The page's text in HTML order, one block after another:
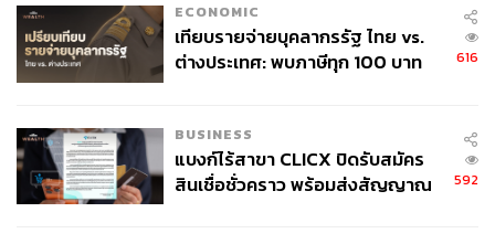
ECONOMIC
เทียบรายจ่ายบุคลากรรัฐ ไทย vs.
ต่างประเทศ: พบภาษีทุก 100 บาท
616
BUSINESS
แบงก์ไร้สาขา CLICX ปิดรับสมัคร
สินเชื่อชั่วคราว พร้อมส่งสัญญาณ
592